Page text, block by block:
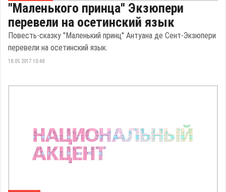
"Маленького принца" Экзюпери
перевели на осетинский язык
Повесть-сказку "Маленький принц" Антуана де Сент-Экзюпери
перевели на осетинский язык.
18.05.2017 10:48